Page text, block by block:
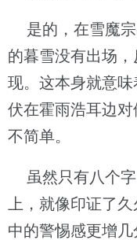
是的，在雪魔宗
的暮雪没有出场
现。这本身就意
伏在霍雨浩耳边
不简单。
虽然只有八个字
上，就像印证了
中的警惕感更增几